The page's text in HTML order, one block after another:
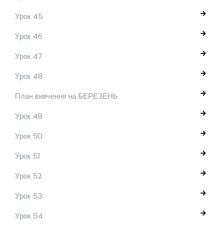
Урок 45
Урок 46
Урок 47
Урок 48
План вивчення на БЕРЕЗЕНЬ
Урок 49
Урок 50
Урок 51
Урок 52
Урок 53
Урок 54